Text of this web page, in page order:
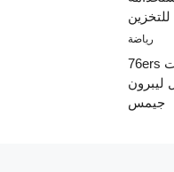
رياضة
بن سيمونز يثير شائعات 76ers
ليبرون
جيمس